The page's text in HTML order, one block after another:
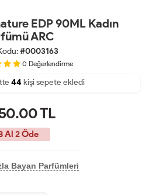
EDP 90ML Kadın
ARC
#0003163
0 Değerlendirme
44 kişi sepete ekledi
16
TL
Al 2 Öde
Bayan Parfümleri